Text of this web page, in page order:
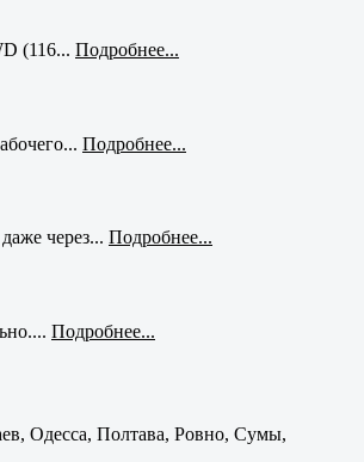
(116... Подробнее...
Подробнее...
через... Подробнее...
Подробнее...
Одесса, Полтава, Ровно, Сумы,